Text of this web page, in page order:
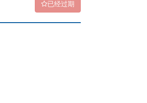
已经过期